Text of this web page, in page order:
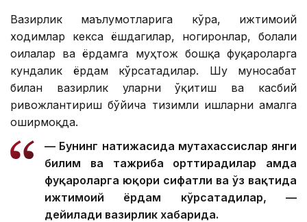
Вазирлик маълумотларига кўра, ижтимоий
ходимлар кекса ёшдагилар, ногиронлар, болали
оилалар ва ёрдамга муҳтож бошқа фуқароларга
кундалик ёрдам кўрсатадилар. Шу муносабат
билан вазирлик уларни ўқитиш ва касбий
ривожлантириш бўйича тизимли ишларни амалга
оширмоқда.
— Бунинг натижасида мутахассислар янги
билим ва тажриба орттирадилар ҳамда
фуқароларга юқори сифатли ва ўз вақтида
ижтимоий ёрдам кўрсатадилар, —
дейилади вазирлик хабарида.